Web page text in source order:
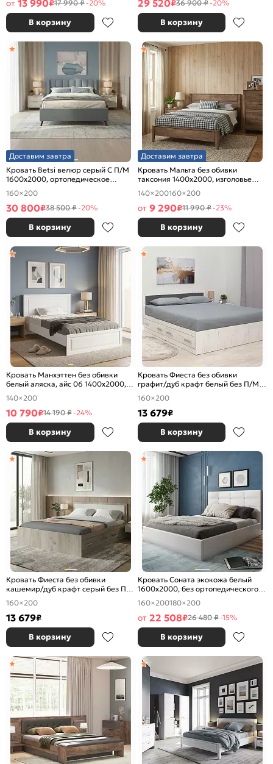
от 13 990₽17 990 ₽-20%
В корзину
29 520₽36 900 ₽-20%
В корзину
Доставим завтра
Кровать Betsi велюр серый С П/М
1600x2000, ортопедическое
основание, изголовье мягкое
160×200
30 800₽38 500 ₽-20%
В корзину
Доставим завтра
Кровать Мальта без обивки
таксония 1400x2000, изголовье
жесткое
140×200160×200
от 9 290₽11 990 ₽-23%
В корзину
Кровать Манхэттен без обивки
белый аляска, айс 06 1400x2000,
без ортопедического основания,
изголовье жесткое
140×200
10 790₽14 190 ₽-24%
В корзину
Кровать Фиеста без обивки
графит/дуб крафт белый без П/М
1600x2000, изголовье жесткое
160×200
13 679₽
В корзину
Кровать Фиеста без обивки
кашемир/дуб крафт серый без П/
М 1600x2000, изголовье жесткое
160×200
13 679₽
В корзину
Кровать Соната экокожа белый
1600x2000, без ортопедического
основания, изголовье мягкое
160×200180×200
от 22 508₽26 480 ₽-15%
В корзину